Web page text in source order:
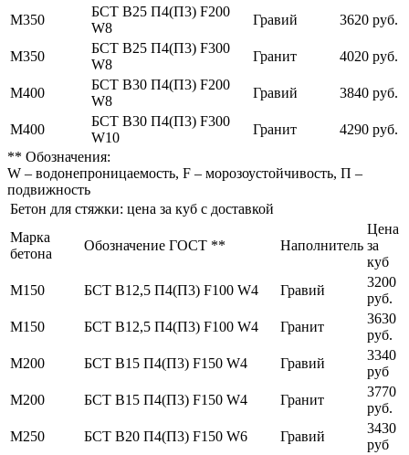
М350
БСТ В25 П4(П3) F200
W8
Гравий 3620 руб.
М350
БСТ В25 П4(П3) F300
W8
Гранит 4020 руб.
М400
БСТ В30 П4(П3) F200
W8
Гравий 3840 руб.
М400
БСТ В30 П4(П3) F300
W10
Гранит
4290 руб.
** Обозначения:
W – водонепроницаемость, F – морозоустойчивость, П –
подвижность
Бетон для стяжки: цена за куб с доставкой
Марка
бетона
Обозначение ГОСТ ** Наполнитель
Цена
за
куб
М150
БСТ В12,5 П4(П3) F100 W4 Гравий
3200
руб.
М150
БСТ В12,5 П4(П3) F100 W4 Гранит
3630
руб.
М200
БСТ В15 П4(П3) F150 W4 Гравий
3340
руб
М200
БСТ В15 П4(П3) F150 W4 Гранит
3770
руб.
М250
БСТ В20 П4(П3) F150 W6 Гравий
3430
руб